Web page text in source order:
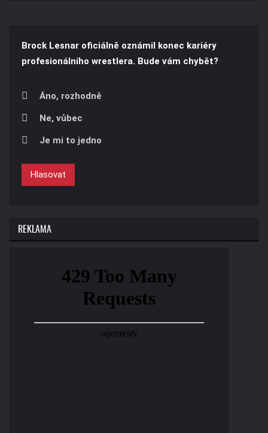
Brock Lesnar oficiálně oznámil konec kariéry
profesionálního wrestlera. Bude vám chybět?
Áno, rozhodně
Ne, vůbec
Je mi to jedno
Hlasovat
REKLAMA